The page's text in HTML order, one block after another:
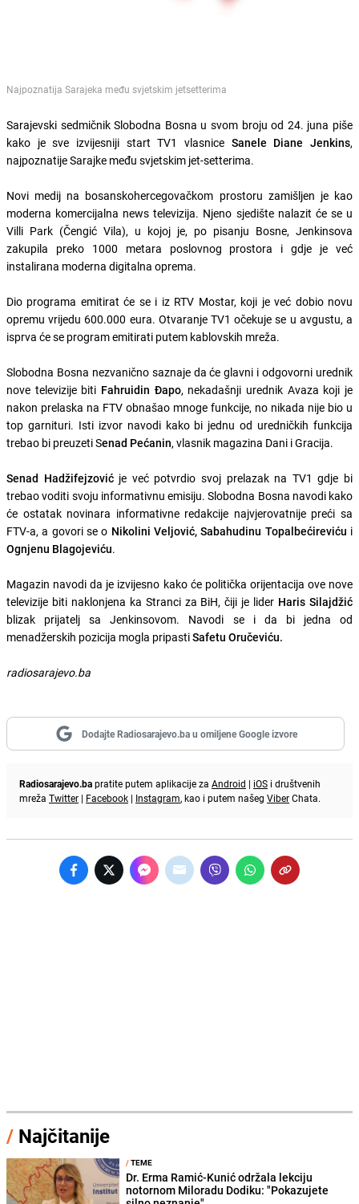
Najpoznatija Sarajeka među svjetskim jetsetterima
Sarajevski sedmičnik Slobodna Bosna u svom broju od 24. juna piše
kako je sve izvijesniji start TV1 vlasnice Sanele Diane Jenkins,
najpoznatije Sarajke među svjetskim jet-setterima.
Novi medij na bosanskohercegovačkom prostoru zamišljen je kao
moderna komercijalna news televizija. Njeno sjedište nalazit će se u
Villi Park (Čengić Vila), u kojoj je, po pisanju Bosne, Jenkinsova
zakupila preko 1000 metara poslovnog prostora i gdje je već
instalirana moderna digitalna oprema.
Dio programa emitirat će se i iz RTV Mostar, koji je već dobio novu
opremu vrijedu 600.000 eura. Otvaranje TV1 očekuje se u avgustu, a
isprva će se program emitirati putem kablovskih mreža.
Slobodna Bosna nezvanično saznaje da će glavni i odgovorni urednik
nove televizije biti Fahruidin Đapo, nekadašnji urednik Avaza koji je
nakon prelaska na FTV obnašao mnoge funkcije, no nikada nije bio u
top garnituri. Isti izvor navodi kako bi jednu od uredničkih funkcija
trebao bi preuzeti Senad Pećanin, vlasnik magazina Dani i Gracija.
Senad Hadžifejzović je već potvrdio svoj prelazak na TV1 gdje bi
trebao voditi svoju informativnu emisiju. Slobodna Bosna navodi kako
će ostatak novinara informativne redakcije najvjerovatnije preći sa
FTV-a, a govori se o Nikolini Veljović, Sabahudinu Topalbećireviću i
Ognjenu Blagojeviću.
Magazin navodi da je izvijesno kako će politička orijentacija ove nove
televizije biti naklonjena ka Stranci za BiH, čiji je lider Haris Silajdžić
blizak prijatelj sa Jenkinsovom. Navodi se i da bi jedna od
menadžerskih pozicija mogla pripastiSafetu Oručeviću.
radiosarajevo.ba
Dodajte Radiosarajevo.ba u omiljene Google izvore
Radiosarajevo.bapratite putem aplikacije za Android | iOS i društvenih
mreža Twitter | Facebook | Instagram, kao i putem našeg ViberChata.
/ Najčitanije
/TEME
Dr. Erma Ramić-Kunić održala lekciju
notornom Miloradu Dodiku: "Pokazujete